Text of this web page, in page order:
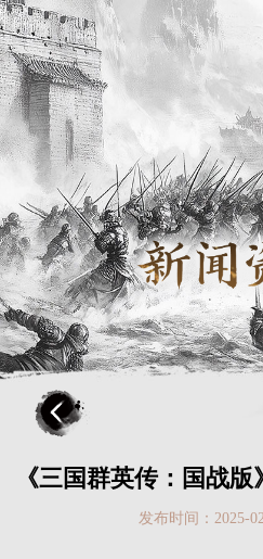
《三国群英传：国战
发布时间：2025-